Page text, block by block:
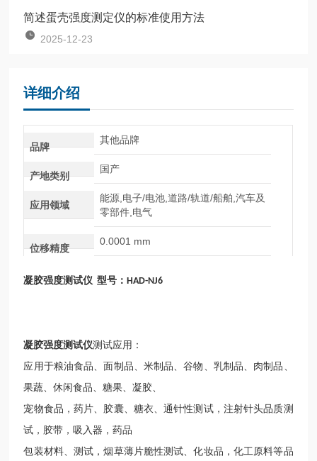
简述蛋壳强度测定仪的标准使用方法
2025-12-23
详细介绍
品牌
其他品牌
产地类别
国产
应用领域
能源,电子/电池,道路/轨道/船舶,汽车及
零部件,电气
位移精度
0.0001 mm
凝胶强度测试仪 型号：HAD-NJ6
凝胶强度测试仪测试应用：
应用于粮油食品、面制品、米制品、谷物、乳制品、肉制品、
果蔬、休闲食品、糖果、凝胶、
宠物食品，药片、胶囊、糖衣、通针性测试，注射针头品质测
试，胶带，吸入器，药品
包装材料、测试，烟草薄片脆性测试、化妆品，化工原料等品